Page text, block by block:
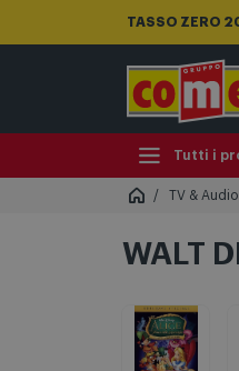
TASSO ZERO
Tutti i
TV & Audio
WALT